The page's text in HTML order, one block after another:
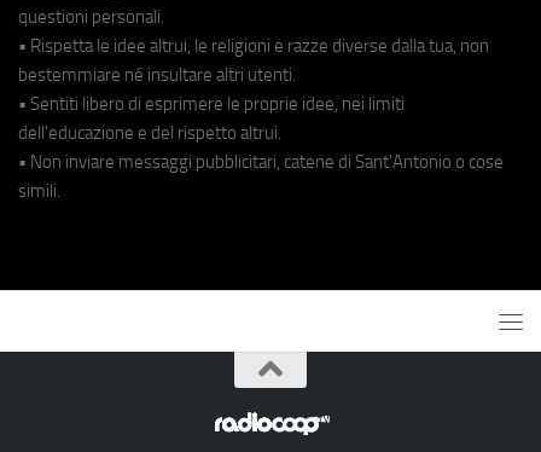
questioni personali.
• Rispetta le idee altrui, le religioni e razze diverse dalla tua, non
bestemmiare né insultare altri utenti.
• Sentiti libero di esprimere le proprie idee, nei limiti
dell'educazione e del rispetto altrui.
• Non inviare messaggi pubblicitari, catene di Sant'Antonio o cose
simili.